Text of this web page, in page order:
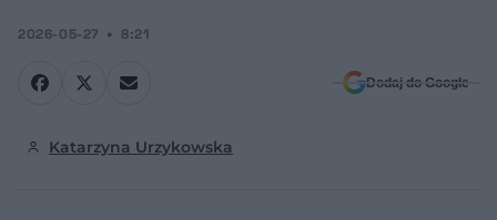
2026-05-27 8:21
Dodaj do Google
Katarzyna Urzykowska